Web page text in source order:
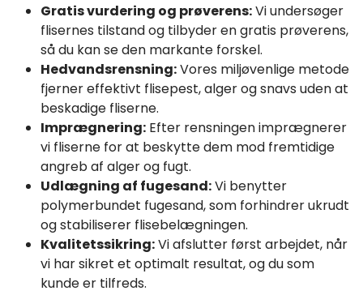
Gratis vurdering og prøverens:Vi undersøger
flisernes tilstand og tilbyder en gratis prøverens,
så du kan se den markante forskel.
Hedvandsrensning:Vores miljøvenlige metode
fjerner effektivt flisepest, alger og snavs uden at
beskadige fliserne.
Imprægnering: Efter rensningen imprægnerer
vi fliserne for at beskytte dem mod fremtidige
angreb af alger og fugt.
Udlægning af fugesand:Vi benytter
polymerbundet fugesand, som forhindrer ukrudt
og stabiliserer flisebelægningen.
Kvalitetssikring:Vi afslutter først arbejdet, når
vi har sikret et optimalt resultat, og du som
kunde er tilfreds.